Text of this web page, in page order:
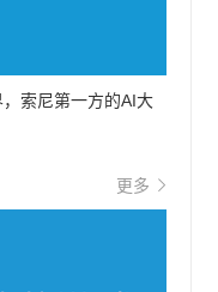
索尼第一方的AI大
更多